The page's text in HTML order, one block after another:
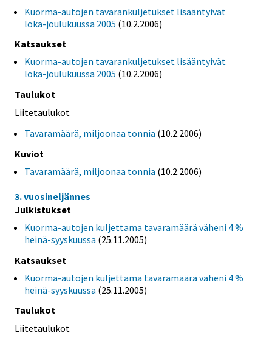
Kuorma-autojen tavarankuljetukset lisääntyivät
loka-joulukuussa 2005 (10.2.2006)
Katsaukset
Kuorma-autojen tavarankuljetukset lisääntyivät
loka-joulukuussa 2005 (10.2.2006)
Taulukot
Liitetaulukot
Tavaramäärä, miljoonaa tonnia (10.2.2006)
Kuviot
Tavaramäärä, miljoonaa tonnia (10.2.2006)
3. vuosineljännes
Julkistukset
Kuorma-autojen kuljettama tavaramäärä väheni 4 %
heinä-syyskuussa (25.11.2005)
Katsaukset
Kuorma-autojen kuljettama tavaramäärä väheni 4 %
heinä-syyskuussa (25.11.2005)
Taulukot
Liitetaulukot